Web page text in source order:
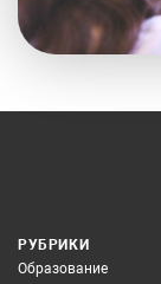
РУБРИКИ
Образование